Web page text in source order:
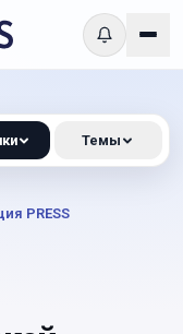
PRESS
Темы